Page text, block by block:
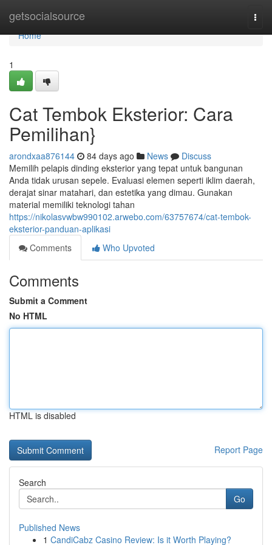
getsocialsource
Home
Home
1
Cat Tembok Eksterior: Cara
Pemilihan}
arondxaa876144 84 days ago News
Discuss
Memilih pelapis dinding eksterior yang tepat untuk bangunan
Anda tidak urusan sepele. Evaluasi elemen seperti iklim daerah,
derajat sinar matahari, dan estetika yang dimau. Gunakan
material memiliki teknologi tahan
https://nikolasvwbw990102.arwebo.com/63757674/cat-tembok-
eksterior-panduan-aplikasi
Comments
Who Upvoted
Comments
Submit a Comment
No HTML
HTML is disabled
Report Page
Search
Go
Published News
1 CandiCabz Casino Review: Is it Worth Playing?